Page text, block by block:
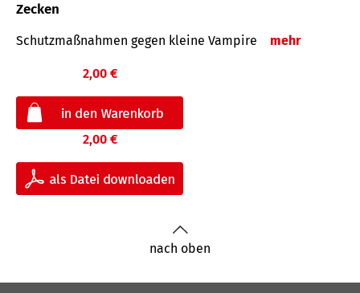
Zecken
Schutz­maß­nahmen gegen kleine Vampire mehr
2,00 €
2,00 €
nach oben